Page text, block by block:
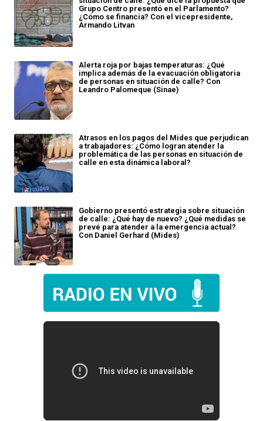
Grupo Centro presentó en el Parlamento?
¿Cómo se financia? Con el vicepresidente,
Armando Litvan
Alerta roja por bajas temperaturas: ¿Qué
implica además de la evacuación obligatoria
de personas en situación de calle? Con
Leandro Palomeque (Sinae)
Atrasos en los pagos del Mides que perjudican
a trabajadores: ¿Cómo logran atender la
problemática de las personas en situación de
calle en esta dinámica laboral?
Gobierno presentó estrategia sobre situación
de calle: ¿Qué hay de nuevo? ¿Qué medidas se
prevé para atender a la emergencia actual?
Con Daniel Gerhard (Mides)